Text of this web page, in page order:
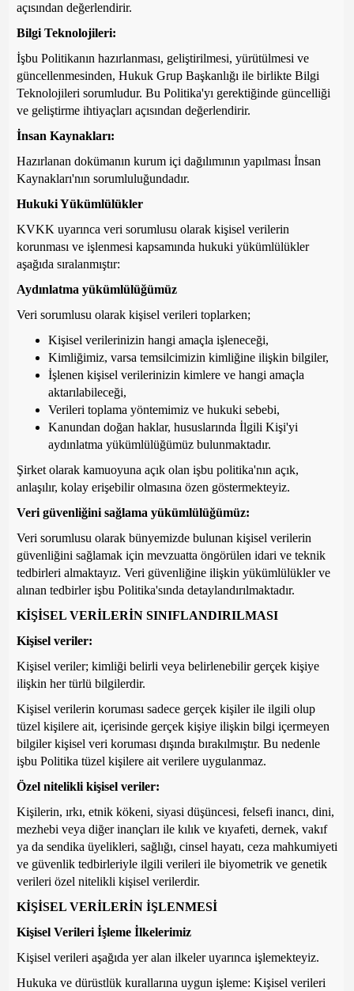
açısından değerlendirir.
Bilgi Teknolojileri:
İşbu Politikanın hazırlanması, geliştirilmesi, yürütülmesi ve
güncellenmesinden, Hukuk Grup Başkanlığı ile birlikte Bilgi
Teknolojileri sorumludur. Bu Politika'yı gerektiğinde güncelliği
ve geliştirme ihtiyaçları açısından değerlendirir.
İnsan Kaynakları:
Hazırlanan dokümanın kurum içi dağılımının yapılması İnsan
Kaynakları'nın sorumluluğundadır.
Hukuki Yükümlülükler
KVKK uyarınca veri sorumlusu olarak kişisel verilerin
korunması ve işlenmesi kapsamında hukuki yükümlülükler
aşağıda sıralanmıştır:
Aydınlatma yükümlülüğümüz
Veri sorumlusu olarak kişisel verileri toplarken;
Kişisel verilerinizin hangi amaçla işleneceği,
Kimliğimiz, varsa temsilcimizin kimliğine ilişkin bilgiler,
İşlenen kişisel verilerinizin kimlere ve hangi amaçla
aktarılabileceği,
Verileri toplama yöntemimiz ve hukuki sebebi,
Kanundan doğan haklar, hususlarında İlgili Kişi'yi
aydınlatma yükümlülüğümüz bulunmaktadır.
Şirket olarak kamuoyuna açık olan işbu politika'nın açık,
anlaşılır, kolay erişebilir olmasına özen göstermekteyiz.
Veri güvenliğini sağlama yükümlülüğümüz:
Veri sorumlusu olarak bünyemizde bulunan kişisel verilerin
güvenliğini sağlamak için mevzuatta öngörülen idari ve teknik
tedbirleri almaktayız. Veri güvenliğine ilişkin yükümlülükler ve
alınan tedbirler işbu Politika'sında detaylandırılmaktadır.
KİŞİSEL VERİLERİN SINIFLANDIRILMASI
Kişisel veriler:
Kişisel veriler; kimliği belirli veya belirlenebilir gerçek kişiye
ilişkin her türlü bilgilerdir.
Kişisel verilerin koruması sadece gerçek kişiler ile ilgili olup
tüzel kişilere ait, içerisinde gerçek kişiye ilişkin bilgi içermeyen
bilgiler kişisel veri koruması dışında bırakılmıştır. Bu nedenle
işbu Politika tüzel kişilere ait verilere uygulanmaz.
Özel nitelikli kişisel veriler:
Kişilerin, ırkı, etnik kökeni, siyasi düşüncesi, felsefi inancı, dini,
mezhebi veya diğer inançları ile kılık ve kıyafeti, dernek, vakıf
ya da sendika üyelikleri, sağlığı, cinsel hayatı, ceza mahkumiyeti
ve güvenlik tedbirleriyle ilgili verileri ile biyometrik ve genetik
verileri özel nitelikli kişisel verilerdir.
KİŞİSEL VERİLERİN İŞLENMESİ
Kişisel Verileri İşleme İlkelerimiz
Kişisel verileri aşağıda yer alan ilkeler uyarınca işlemekteyiz.
Hukuka ve dürüstlük kurallarına uygun işleme: Kişisel verileri